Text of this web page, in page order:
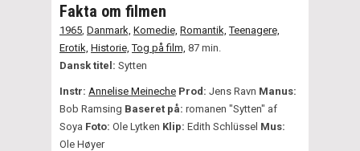
Fakta om filmen
1965 Danmark, Komedie, Romantik, Teenagere,
Erotik, Historie, Tog på film, 87 min.
Dansk titel: Sytten
Instr: Annelise Meineche Prod: Jens Ravn Manus:
Bob Ramsing Baseret på: romanen "Sytten" af
Soya Foto: Ole Lytken Klip: Edith Schlüssel Mus:
Ole Høyer